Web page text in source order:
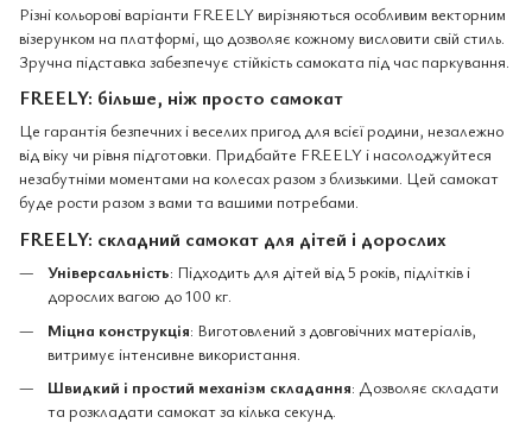
Різні кольорові варіанти FREELY вирізняються особливим векторним
візерунком на платформі, що дозволяє кожному висловити свій стиль.
Зручна підставка забезпечує стійкість самоката під час паркування.
FREELY: більше, ніж просто самокат
Це гарантія безпечних і веселих пригод для всієї родини, незалежно
від віку чи рівня підготовки. Придбайте FREELY і насолоджуйтеся
незабутніми моментами на колесах разом з близькими. Цей самокат
буде рости разом з вами та вашими потребами.
FREELY: складний самокат для дітей і дорослих
Універсальність: Підходить для дітей від 5 років, підлітків і
дорослих вагою до 100 кг.
Міцна конструкція: Виготовлений з довговічних матеріалів,
витримує інтенсивне використання.
Швидкий і простий механізм складання: Дозволяє складати
та розкладати самокат за кілька секунд.